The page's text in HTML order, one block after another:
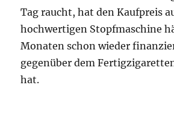
Tag raucht, hat den Kaufpreis
hochwertigen Stopfmaschine
Monaten schon wieder
gegenüber dem
hat.